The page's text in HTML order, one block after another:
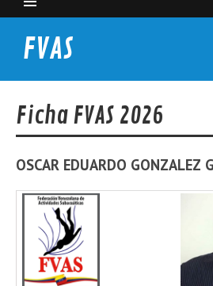
FVAS
Ficha FVAS 2026
OSCAR EDUARDO GONZALEZ